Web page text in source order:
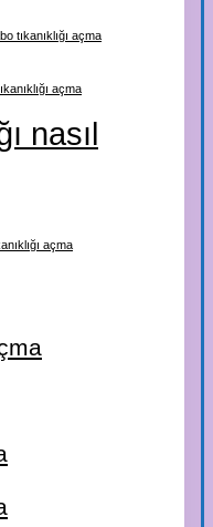
tıkanıklığı açma
açma
nasıl
açma